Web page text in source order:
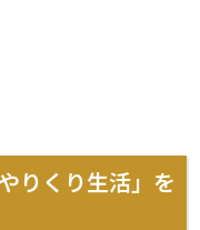
りくり生活」を